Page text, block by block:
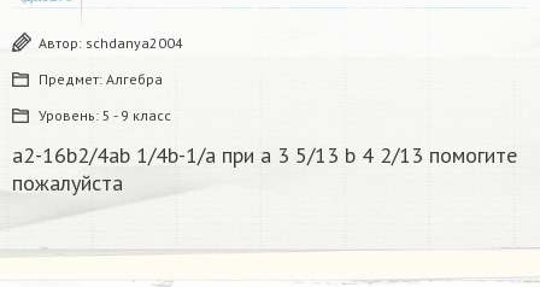
Автор: schdanya2004
Предмет: Алгебра
Уровень: 5 - 9 класс
a2-16b2/4ab 1/4b-1/a при a 3 5/13 b 4 2/13 помогите
пожалуйста